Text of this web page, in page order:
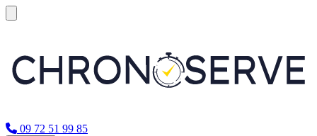
09 72 51 99 85